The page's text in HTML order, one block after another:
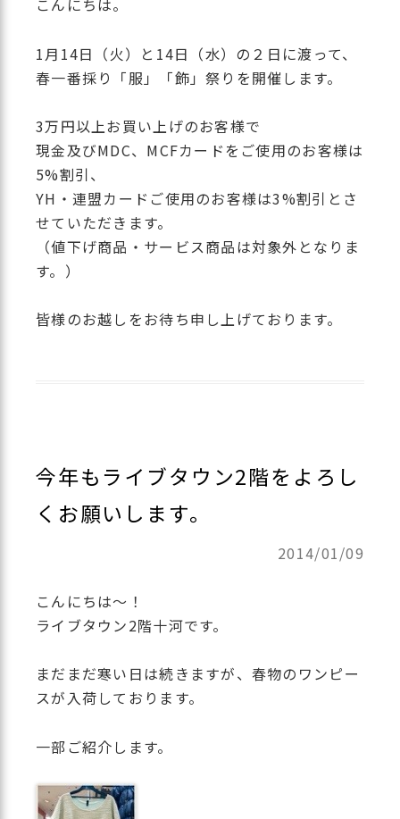
こんにちは。
1月14日（火）と14日（水）の２日に渡って、
春一番採り「服」「飾」祭りを開催します。
3万円以上お買い上げのお客様で
現金及びMDC、MCFカードをご使用のお客様は
5%割引、
YH・連盟カードご使用のお客様は3%割引とさ
せていただきます。
（値下げ商品・サービス商品は対象外となりま
す。）
皆様のお越しをお待ち申し上げております。
今年もライブタウン2階をよろし
くお願いします。
2014/01/09
こんにちは〜！
ライブタウン2階十河です。
まだまだ寒い日は続きますが、春物のワンピー
スが入荷しております。
一部ご紹介します。